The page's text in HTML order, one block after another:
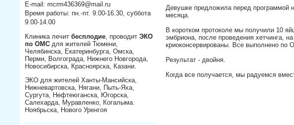
E-mail: mcrm436369@mail.ru
Время работы: пн.-пт. 9.00-16.30, суббота
9.00-14.00
Клиника лечит бесплодие , проводит ЭКО
по ОМС для жителей Тюмени,
Челябинска, Екатеринбурга, Омска,
Перми, Волгограда, Нижнего Новгорода,
Новосибирска, Красноярска, Казани.
ЭКО для жителей Ханты-Мансийска,
Нижневартовска, Нягани, Пыть-Яха,
Сургута, Нефтеюганска, Югорска,
Салехарда, Муравленко, Когалыма.
Ноябрьска, Нового Уренгоя
Девушке предложила перед программой
месяца.
В коротком протоколе мы получили 10
эмбриона, после проведения хетчинга,
криоконсервированы. Все выполнено по
Результат - двойня.
Когда все получается, мы радуемся